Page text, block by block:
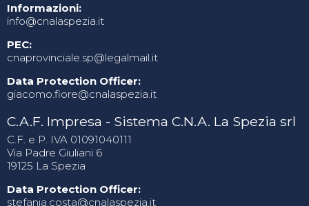
Informazioni:
info@cnalaspezia.it
PEC:
cnaprovinciale.sp@legalmail.it
Data Protection Officer:
giacomo.fiore@cnalaspezia.it
C.A.F. Impresa - Sistema C.N.A. La Spezia srl
C.F. e P. IVA 01091040111
Via Padre Giuliani 6
19125 La Spezia
Data Protection Officer:
stefania.costa@cnalaspezia.it